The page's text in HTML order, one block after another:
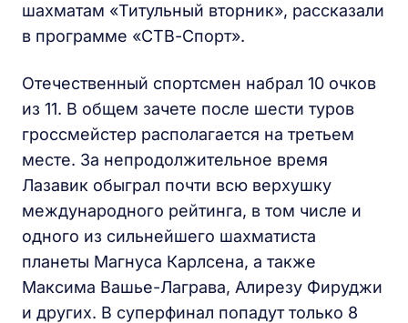
шахматам «Титульный вторник», рассказали
в программе «СТВ-Спорт».
Отечественный спортсмен набрал 10 очков
из 11. В общем зачете после шести туров
гроссмейстер располагается на третьем
месте. За непродолжительное время
Лазавик обыграл почти всю верхушку
международного рейтинга, в том числе и
одного из сильнейшего шахматиста
планеты Магнуса Карлсена, а также
Максима Вашье-Лаграва, Алирезу Фируджи
и других. В суперфинал попадут только 8